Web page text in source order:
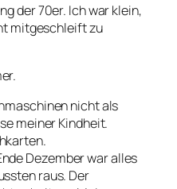
der 70er. Ich war klein,
mitgeschleift zu
nicht als
meiner Kindheit.
Dezember war alles
raus. Der